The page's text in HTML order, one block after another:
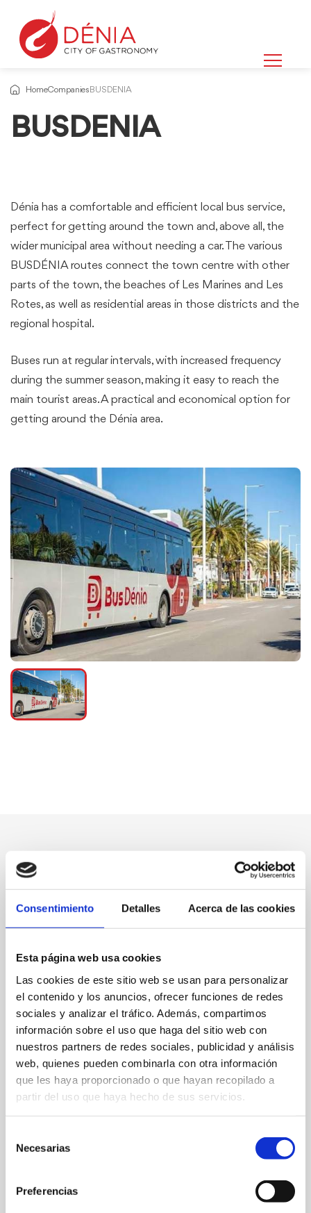
Consentimiento Detalles Acerca de las cookies
Esta página web usa cookies
Las cookies de este sitio web se usan para personalizar
el contenido y los anuncios, ofrecer funciones de redes
sociales y analizar el tráfico. Además, compartimos
información sobre el uso que haga del sitio web con
nuestros partners de redes sociales, publicidad y análisis
web, quienes pueden combinarla con otra información
que les haya proporcionado o que hayan recopilado a
partir del uso que haya hecho de sus servicios.
Necesarias
Preferencias
HomeCompanies BUSDENIA
BUSDENIA
Dénia has a comfortable and efficient local bus service,
perfect for getting around the town and, above all, the
wider municipal area without needing a car. The various
BUSDÉNIA routes connect the town centre with other
parts of the town, the beaches of Les Marines and Les
Rotes, as well as residential areas in those districts and the
regional hospital.
Buses run at regular intervals, with increased frequency
during the summer season, making it easy to reach the
main tourist areas. A practical and economical option for
getting around the Dénia area.
Partida Madrigueres Sud, 50 B
900130014
busdenia@sagales.com